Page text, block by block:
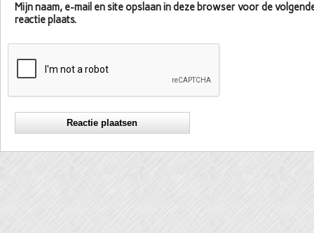
Mijn naam, e-mail en site opslaan in deze browser voor de
reactie plaats.